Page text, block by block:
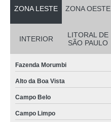
ZONA LESTE ZONA OESTE
INTERIOR
LITORAL DE
SÃO PAULO
Fazenda Morumbi
Alto da Boa Vista
Campo Belo
Campo Limpo